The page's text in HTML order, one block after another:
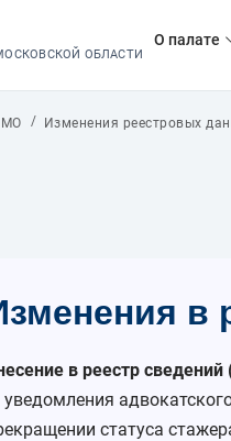
ОБЛАСТИ
О палате
Изменения реестровых
в
в реестр
уведомления
статуса